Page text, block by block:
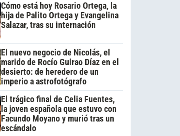
Cómo está hoy Rosario Ortega, la
hija de Palito Ortega y Evangelina
Salazar, tras su internación
El nuevo negocio de Nicolás, el
marido de Rocío Guirao Díaz en el
desierto: de heredero de un
imperio a astrofotógrafo
El trágico final de Celia Fuentes,
la joven española que estuvo con
Facundo Moyano y murió tras un
escándalo